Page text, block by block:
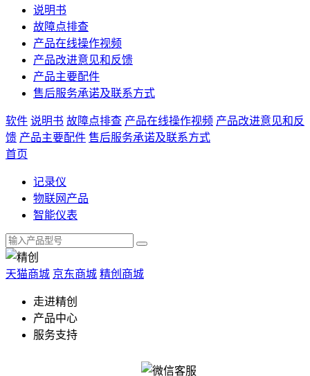
说明书
故障点排查
产品在线操作视频
产品改进意见和反馈
产品主要配件
售后服务承诺及联系方式
软件 说明书 故障点排查 产品在线操作视频 产品改进意见和反
馈 产品主要配件 售后服务承诺及联系方式
首页
记录仪
物联网产品
智能仪表
天猫商城 京东商城 精创商城
走进精创
产品中心
服务支持